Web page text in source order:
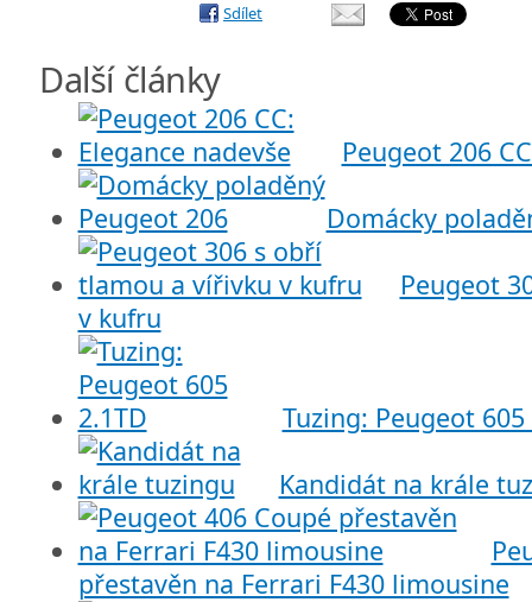
Sdílet
Další články
Peugeot 206
Domácky
Peugeot
v kufru
Tuzing: Peugeot 605
Kandidát na krále
přestavěn na Ferrari F430 limousine